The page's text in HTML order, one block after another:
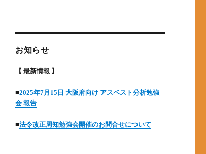
お知らせ
【 最新情報 】
■2025年7月15日 大阪府向け アスベスト分析勉強
会 報告
■法令改正周知勉強会開催のお問合せについて